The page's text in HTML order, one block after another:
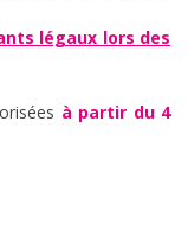
légaux lors des
à partir du 4